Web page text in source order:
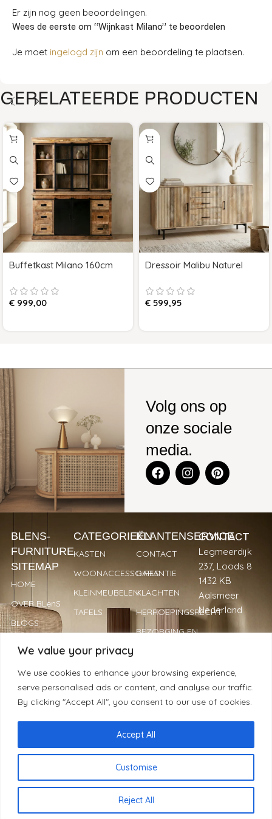
We value your privacy
We use cookies to enhance your browsing experience,
serve personalised ads or content, and analyse our traffic.
By clicking "Accept All", you consent to our use of cookies.
Customise
Reject All
Accept All
Er zijn nog geen beoordelingen.
Wees de eerste om “Wijnkast Milano” te beoordelen
Je moet ingelogd zijn om een beoordeling te plaatsen.
GERELATEERDE PRODUCTEN
Buffetkast Milano 160cm
€ 999,00
Dressoir Malibu Naturel
€ 599,95
Volg ons op
onze sociale
media.
BLENS-
FURNITURE
SITEMAP
HOME
OVER BLenS
BLOGS
ALS WINKELIER
CATEGORIEËN
KASTEN
WOONACCESSOIRES
KLEINMEUBELEN
TAFELS
KLANTENSERVICE
CONTACT
GARANTIE
KLACHTEN
HERROEPINGSRECHT
BEZORGING EN
CONTACT
Legmeerdijk
237, Loods 8
1432 KB
Aalsmeer
Nederland
info@blens-
furniture.nl
Kamer van
Handgemaakt met ❤ & ☕ doorMoblogix
De waardering van www.blens-furniture.nl bij
Reviewsis 9.4/10 gebaseerd op 238 reviews.